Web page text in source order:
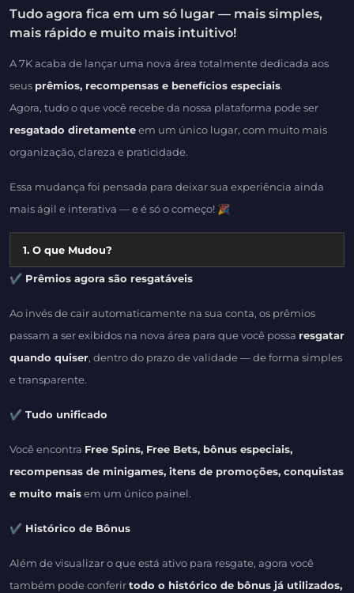
Tudo agora fica em um só lugar — mais simples,
mais rápido e muito mais intuitivo!
A 7K acaba de lançar uma nova área totalmente dedicada aos
seus prêmios, recompensas e benefícios especiais.
Agora, tudo o que você recebe da nossa plataforma pode ser
resgatado diretamenteem um único lugar, com muito mais
organização, clareza e praticidade.
Essa mudança foi pensada para deixar sua experiência ainda
mais ágil e interativa — e é só o começo! 🎉
1. O que Mudou?
✔ Prêmios agora são resgatáveis
Ao invés de cair automaticamente na sua conta, os prêmios
passam a ser exibidos na nova área para que você possa resgatar
quando quiser, dentro do prazo de validade — de forma simples
e transparente.
✔ Tudo unificado
Você encontra Free Spins, Free Bets, bônus especiais,
recompensas de minigames, itens de promoções, conquistas
e muito maisem um único painel.
✔ Histórico de Bônus
Além de visualizar o que está ativo para resgate, agora você
também pode conferirtodo o histórico de bônus já utilizados,